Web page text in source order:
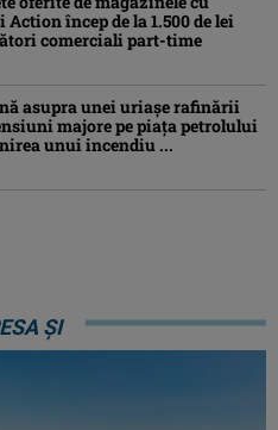
încep de la 1.500 de lei
comerciali part-time
asupra unei uriașe rafinării
majore pe piața petrolului
unui incendiu ...
ȘI